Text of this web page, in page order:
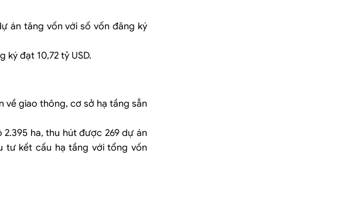
án tăng vốn với số vốn đăng ký
ký đạt 10,72 tỷ USD.
về giao thông, cơ sở hạ tầng sẵn
2.395 ha, thu hút được 269 dự án
tư kết cấu hạ tầng với tổng vốn